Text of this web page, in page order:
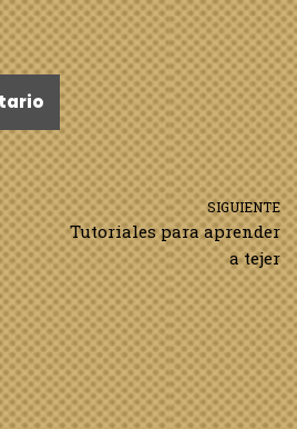
SIGUIENTE
Tutoriales para aprender
a tejer